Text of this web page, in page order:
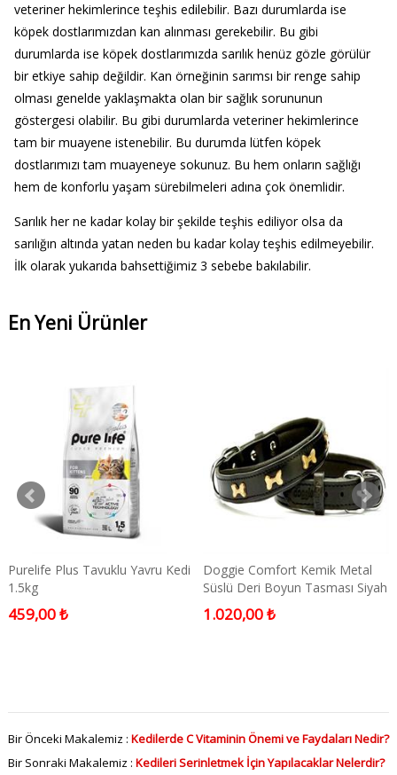
veteriner hekimlerince teşhis edilebilir. Bazı durumlarda ise
köpek dostlarımızdan kan alınması gerekebilir. Bu gibi
durumlarda ise köpek dostlarımızda sarılık henüz gözle görülür
bir etkiye sahip değildir. Kan örneğinin sarımsı bir renge sahip
olması genelde yaklaşmakta olan bir sağlık sorununun
göstergesi olabilir. Bu gibi durumlarda veteriner hekimlerince
tam bir muayene istenebilir. Bu durumda lütfen köpek
dostlarımızı tam muayeneye sokunuz. Bu hem onların sağlığı
hem de konforlu yaşam sürebilmeleri adına çok önemlidir.
Sarılık her ne kadar kolay bir şekilde teşhis ediliyor olsa da
sarılığın altında yatan neden bu kadar kolay teşhis edilmeyebilir.
İlk olarak yukarıda bahsettiğimiz 3 sebebe bakılabilir.
En Yeni Ürünler
Purelife Plus Tavuklu Yavru Kedi
1.5kg
459,00 ₺
Doggie Comfort Kemik Metal
Süslü Deri Boyun Tasması Siyah
Small
1.020,00 ₺
Bir Önceki Makalemiz : Kedilerde C Vitaminin Önemi ve Faydaları Nedir?
Bir Sonraki Makalemiz : Kedileri Serinletmek İçin Yapılacaklar Nelerdir?